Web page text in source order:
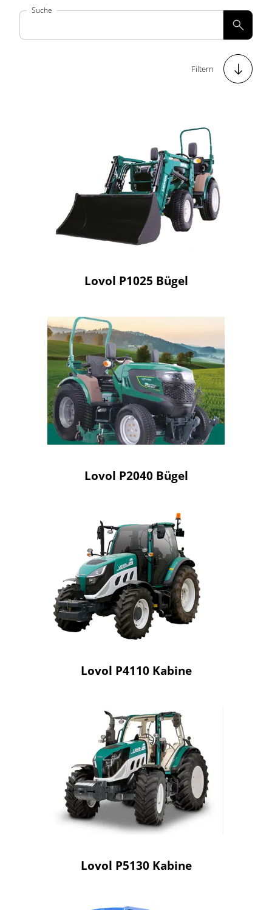
Suche

Filtern 
Lovol P1025 Bügel
Lovol P2040 Bügel
Lovol P4110 Kabine
Lovol P5130 Kabine